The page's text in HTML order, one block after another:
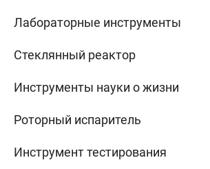
Лабораторные инструменты
Стеклянный реактор
Инструменты науки о жизни
Роторный испаритель
Инструмент тестирования